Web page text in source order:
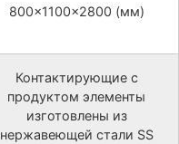
800×1100×2800 (мм)
Контактирующие с
продуктом элементы
изготовлены из
нержавеющей стали SS